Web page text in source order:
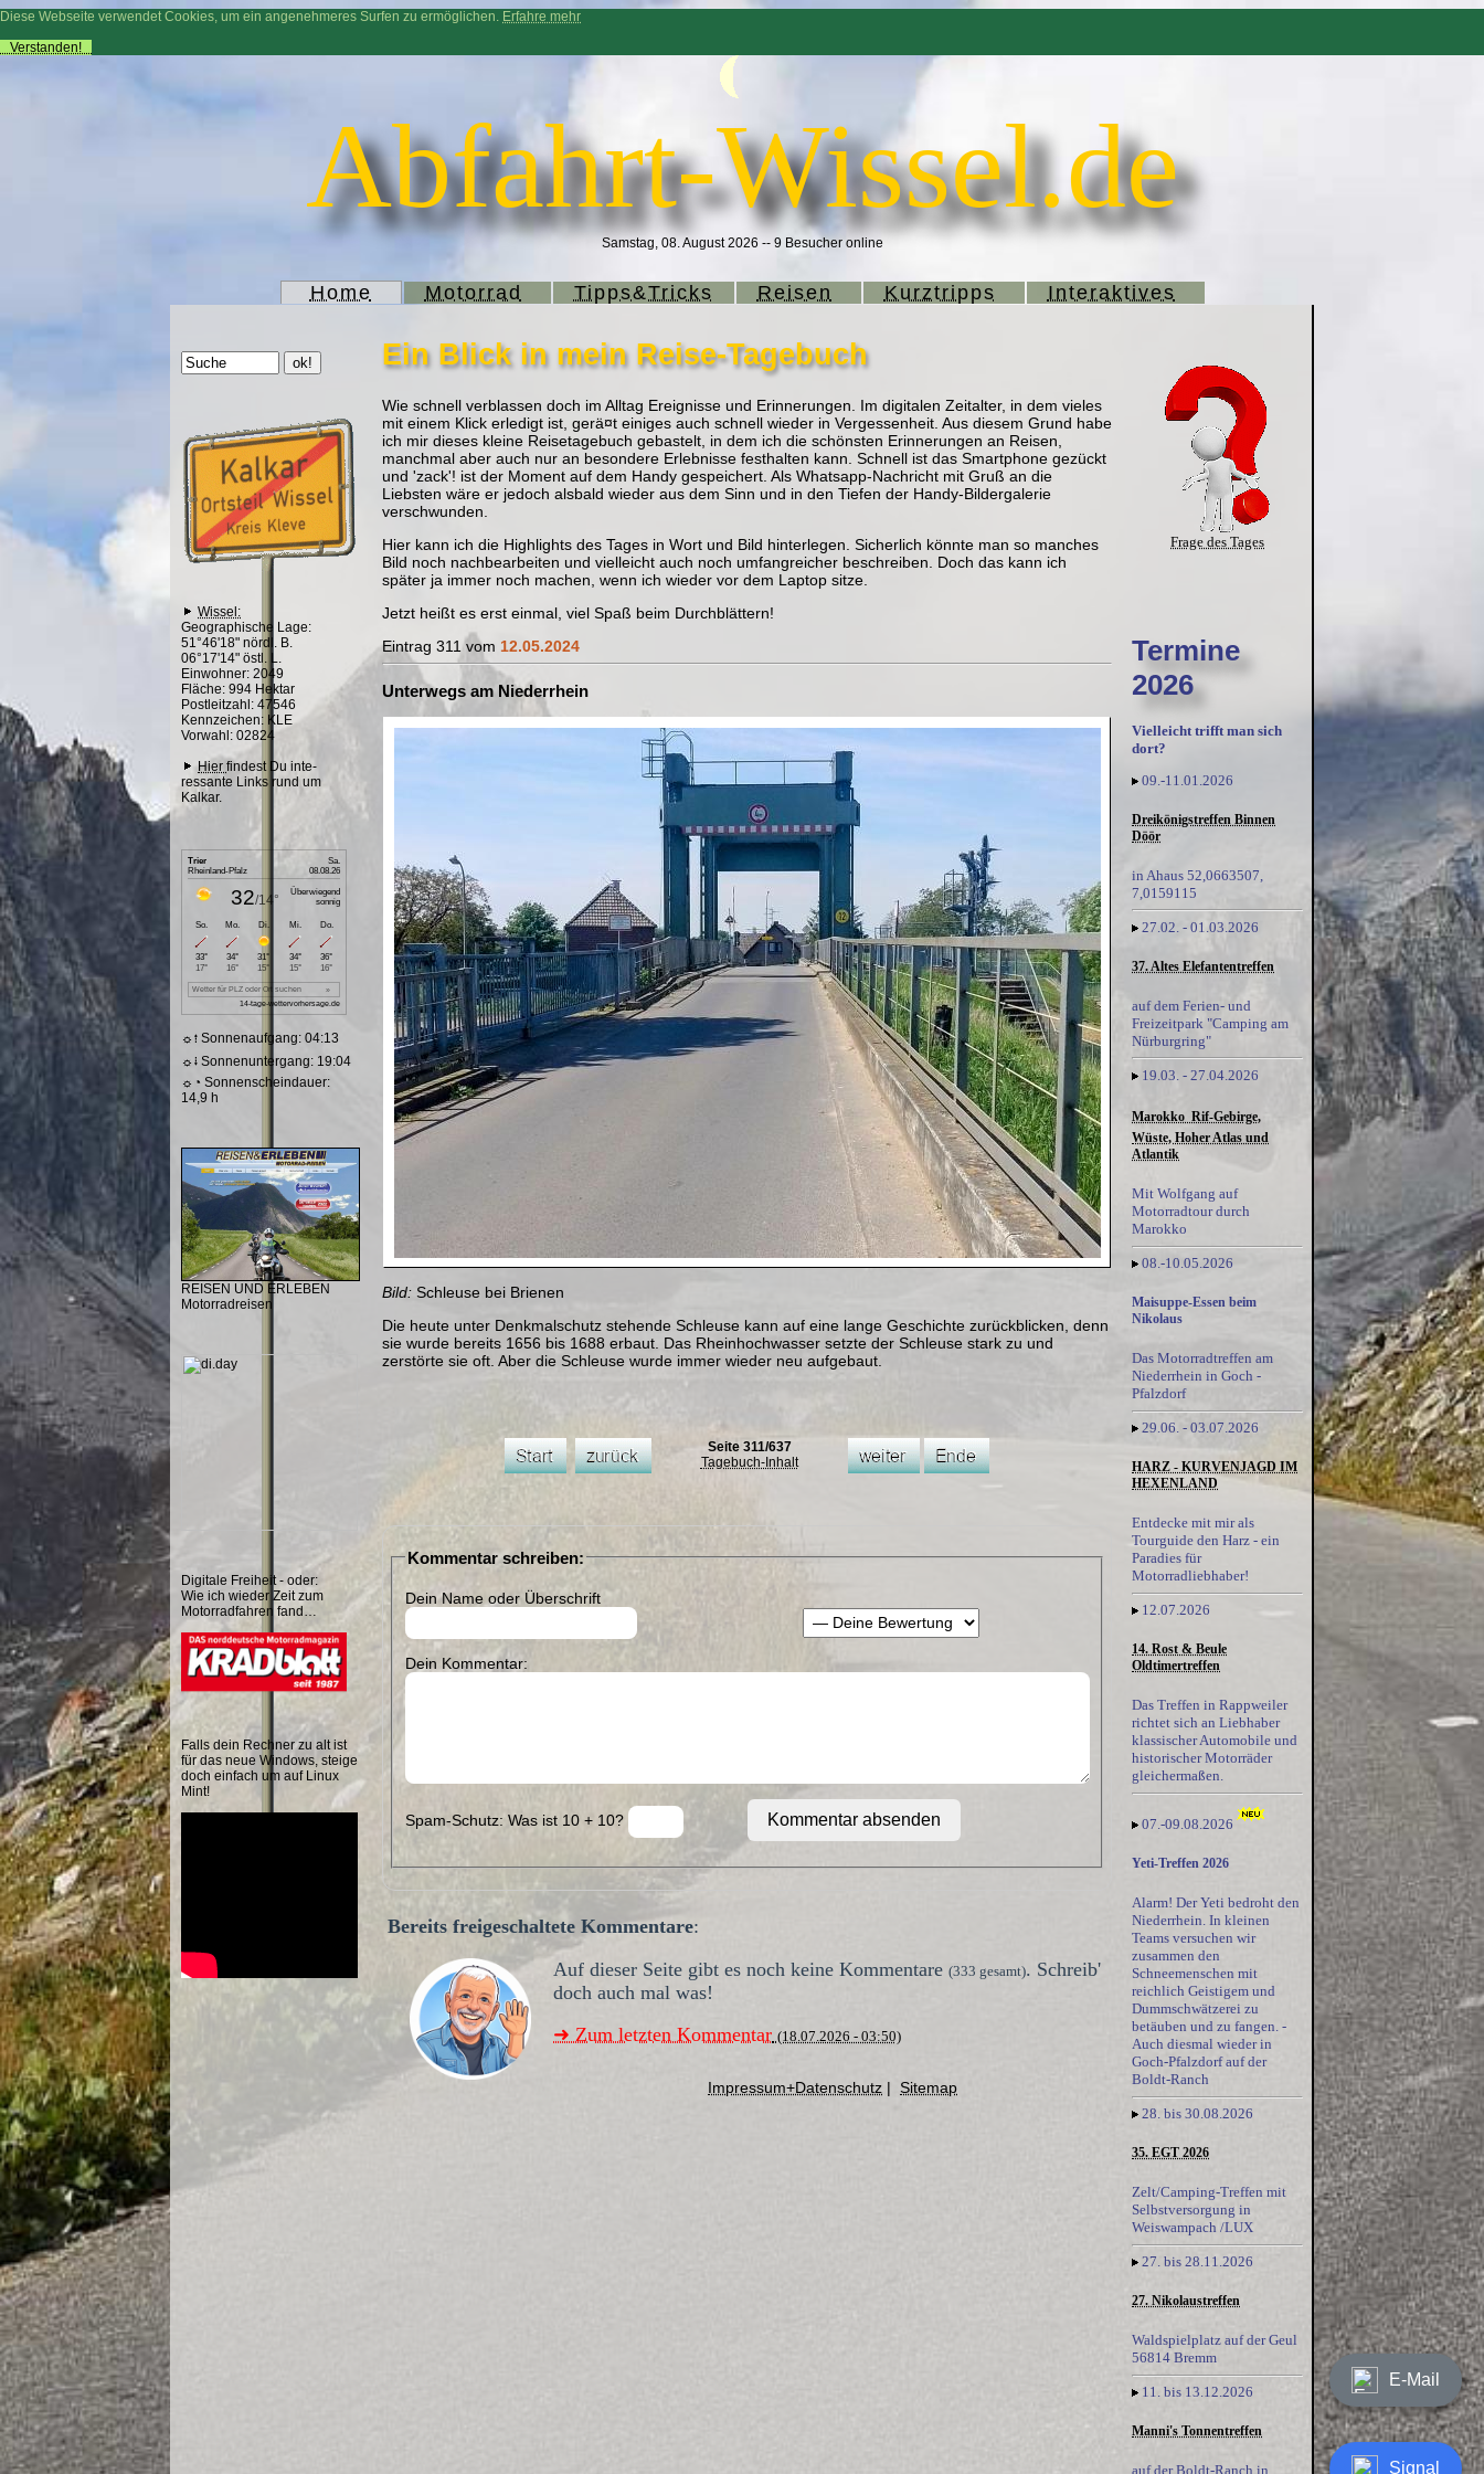
Diese Webseite verwendet Cookies, um ein angenehmeres Surfen zu ermöglichen. Erfahre mehr
Verstanden!
Abfahrt-Wissel.de
Samstag, 08. August 2026 -- 9 Besucher online
Home Motorrad Tipps&Tricks Reisen Kurztripps Interaktives
Wissel:
Geographische Lage:
51°46'18" nördl. B.
06°17'14" östl. L.
Einwohner: 2049
Fläche: 994 Hektar
Postleitzahl: 47546
Kennzeichen: KLE
Vorwahl: 02824
Hier findest Du inte-
ressante Links rund um
Kalkar.
☼⭫ Sonnenaufgang: 04:13
☼⭭ Sonnenuntergang: 19:04
☼◔ Sonnenscheindauer:
14,9 h
REISEN UND ERLEBEN
Motorradreisen
Digitale Freiheit - oder:
Wie ich wieder Zeit zum
Motorradfahren fand…
Falls dein Rechner zu alt ist
für das neue Windows, steige
doch einfach um auf Linux
Mint!
E-Mail
Signal
Ein Blick in mein Reise-Tagebuch
Wie schnell verblassen doch im Alltag Ereignisse und Erinnerungen. Im digitalen Zeitalter, in dem vieles
mit einem Klick erledigt ist, gerä¤t einiges auch schnell wieder in Vergessenheit. Aus diesem Grund habe
ich mir dieses kleine Reisetagebuch gebastelt, in dem ich die schönsten Erinnerungen an Reisen,
manchmal aber auch nur an besondere Erlebnisse festhalten kann. Schnell ist das Smartphone gezückt
und 'zack'! ist der Moment auf dem Handy gespeichert. Als Whatsapp-Nachricht mit Gruß an die
Liebsten wäre er jedoch alsbald wieder aus dem Sinn und in den Tiefen der Handy-Bildergalerie
verschwunden.
Hier kann ich die Highlights des Tages in Wort und Bild hinterlegen. Sicherlich könnte man so manches
Bild noch nachbearbeiten und vielleicht auch noch umfangreicher beschreiben. Doch das kann ich
später ja immer noch machen, wenn ich wieder vor dem Laptop sitze.
Jetzt heißt es erst einmal, viel Spaß beim Durchblättern!
Eintrag 311 vom 12.05.2024
Unterwegs am Niederrhein
Bild: Schleuse bei Brienen
Die heute unter Denkmalschutz stehende Schleuse kann auf eine lange Geschichte zurückblicken, denn
sie wurde bereits 1656 bis 1688 erbaut. Das Rheinhochwasser setzte der Schleuse stark zu und
zerstörte sie oft. Aber die Schleuse wurde immer wieder neu aufgebaut.
Seite 311/637
Tagebuch-Inhalt
Kommentar schreiben:
Dein Name oder Überschrift
Dein Kommentar:
Spam-Schutz: Was ist 10 + 10? Kommentar absenden
Bereits freigeschaltete Kommentare:
Auf dieser Seite gibt es noch keine Kommentare (333 gesamt). Schreib'
doch auch mal was!
➜ Zum letzten Kommentar (18.07.2026 - 03:50)
Impressum+Datenschutz | Sitemap
Frage des Tages
Termine
2026
Vielleicht trifft man sich
dort?
09.-11.01.2026
Dreikönigstreffen Binnen
Döör
in Ahaus 52,0663507,
7,0159115
27.02. - 01.03.2026
37. Altes Elefantentreffen
auf dem Ferien- und
Freizeitpark "Camping am
Nürburgring"
19.03. - 27.04.2026
Marokko  Rif-Gebirge,
Wüste, Hoher Atlas und
Atlantik
Mit Wolfgang auf
Motorradtour durch
Marokko
08.-10.05.2026
Maisuppe-Essen beim
Nikolaus
Das Motorradtreffen am
Niederrhein in Goch -
Pfalzdorf
29.06. - 03.07.2026
HARZ - KURVENJAGD IM
HEXENLAND
Entdecke mit mir als
Tourguide den Harz - ein
Paradies für
Motorradliebhaber!
12.07.2026
14. Rost & Beule
Oldtimertreffen
Das Treffen in Rappweiler
richtet sich an Liebhaber
klassischer Automobile und
historischer Motorräder
gleichermaßen.
07.-09.08.2026
Yeti-Treffen 2026
Alarm! Der Yeti bedroht den
Niederrhein. In kleinen
Teams versuchen wir
zusammen den
Schneemenschen mit
reichlich Geistigem und
Dummschwätzerei zu
betäuben und zu fangen. -
Auch diesmal wieder in
Goch-Pfalzdorf auf der
Boldt-Ranch
28. bis 30.08.2026
35. EGT 2026
Zelt/Camping-Treffen mit
Selbstversorgung in
Weiswampach /LUX
27. bis 28.11.2026
27. Nikolaustreffen
Waldspielplatz auf der Geul
56814 Bremm
11. bis 13.12.2026
Manni's Tonnentreffen
auf der Boldt-Ranch in